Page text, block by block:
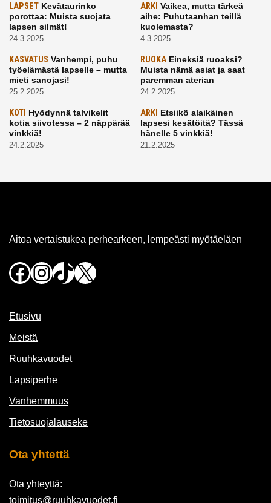
LAPSET Kevätaurinko
porottaa: Muista suojata
lapsen silmät!
24.3.2025
ARKI Vaikea, mutta tärkeä
aihe: Puhutaanhan teillä
kuolemasta?
4.3.2025
KASVATUS Vanhempi, puhu
työelämästä lapselle – mutta
mieti sanojasi!
25.2.2025
RUOKAEineksiä ruoaksi?
Muista nämä asiat ja saat
paremman aterian
24.2.2025
KOTI Hyödynnä talvikelit
kotia siivotessa – 2 näppärää
vinkkiä!
24.2.2025
ARKI Etsiikö alaikäinen
lapsesi kesätöitä? Tässä
hänelle 5 vinkkiä!
21.2.2025
Aitoa vertaistukea perhearkeen, lempeästi myötäeläen
Facebook
Instagram
TikTok
X
Etusivu
Meistä
Ruuhkavuodet
Lapsiperhe
Vanhemmuus
Tietosuojalauseke
Ota yhtettä
Ota yhteyttä:
toimitus@ruuhkavuodet.fi